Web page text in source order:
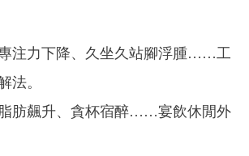
注力下降、久坐久站腳浮腫……工
法。
肪飆升、貪杯宿醉……宴飲休閒外